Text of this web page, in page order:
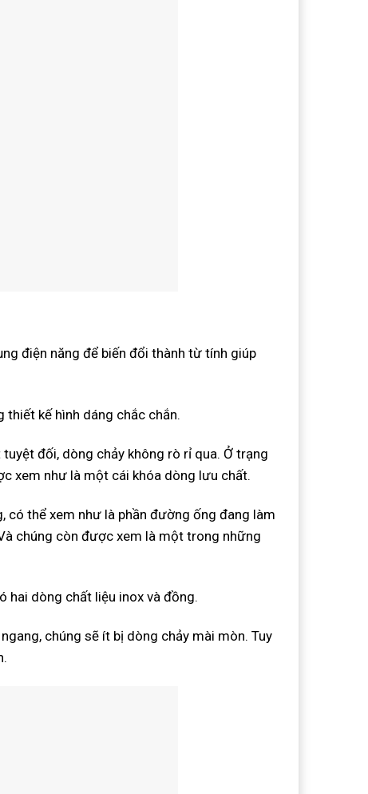
điện năng để biến đổi thành từ tính giúp
thiết kế hình dáng chắc chắn.
đối, dòng chảy không rò rỉ qua. Ở trạng
xem như là một cái khóa dòng lưu chất.
thể xem như là phần đường ống đang làm
chúng còn được xem là một trong những
hai dòng chất liệu inox và đồng.
chúng sẽ ít bị dòng chảy mài mòn. Tuy